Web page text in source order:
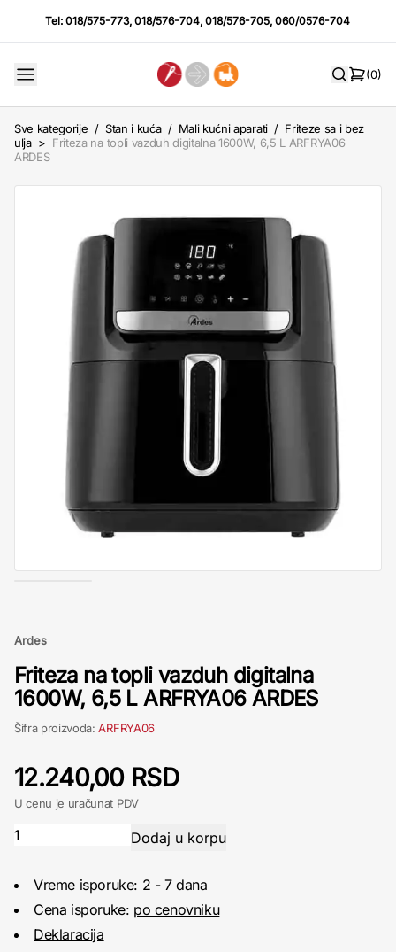
Tel:018/575-773,018/576-704,018/576-705,060/0576-704
(0)
Sve kategorije / Stan i kuća / Mali kućni aparati / Friteze sa i bez
ulja > Friteza na topli vazduh digitalna 1600W, 6,5 L ARFRYA06
ARDES
Ardes
Friteza na topli vazduh digitalna
1600W, 6,5 L ARFRYA06 ARDES
Šifra proizvoda:ARFRYA06
12.240,00 RSD
U cenu je uračunat PDV
Vreme isporuke: 2 - 7 dana
Cena isporuke: po cenovniku
Deklaracija